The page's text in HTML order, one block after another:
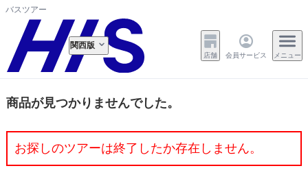
バスツアー
関西版
店舗 会員サービス メニュー
商品が見つかりませんでした。
お探しのツアーは終了したか存在しません。